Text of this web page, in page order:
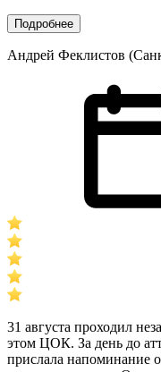
Подробнее
Андрей Феклистов
31 августа проходил
этом ЦОК. За день до
прислала напоминание